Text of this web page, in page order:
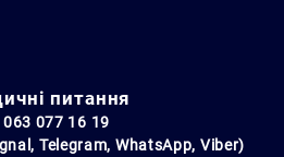
питання
063 077 16 19
Telegram, WhatsApp, Viber)